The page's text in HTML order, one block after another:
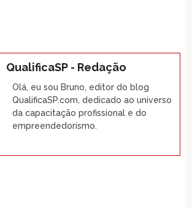
QualificaSP - Redação
Olá, eu sou Bruno, editor do blog
QualificaSP.com, dedicado ao universo
da capacitação profissional e do
empreendedorismo.